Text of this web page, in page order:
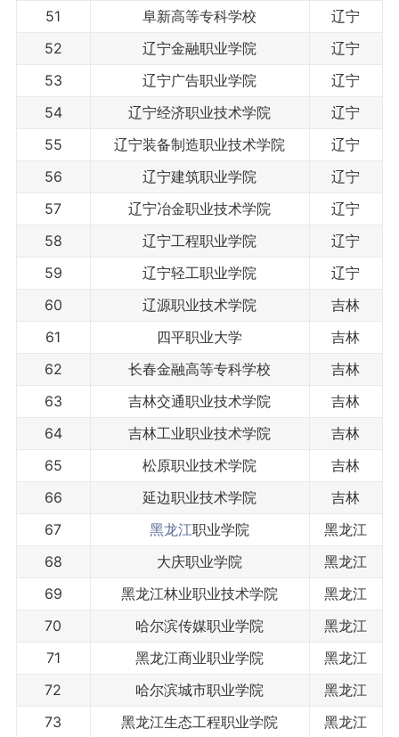
51
阜新高等专科学校
辽宁
52
辽宁金融职业学院
辽宁
53
辽宁广告职业学院
辽宁
54
辽宁经济职业技术学院
辽宁
55
辽宁装备制造职业技术学院
辽宁
56
辽宁建筑职业学院
辽宁
57
辽宁冶金职业技术学院
辽宁
58
辽宁工程职业学院
辽宁
59
辽宁轻工职业学院
辽宁
60
辽源职业技术学院
吉林
61
四平职业大学
吉林
62
长春金融高等专科学校
吉林
63
吉林交通职业技术学院
吉林
64
吉林工业职业技术学院
吉林
65
松原职业技术学院
吉林
66
延边职业技术学院
吉林
67
黑龙江职业学院
黑龙江
68
大庆职业学院
黑龙江
69
黑龙江林业职业技术学院
黑龙江
70
哈尔滨传媒职业学院
黑龙江
71
黑龙江商业职业学院
黑龙江
72
哈尔滨城市职业学院
黑龙江
73
黑龙江生态工程职业学院 黑龙江